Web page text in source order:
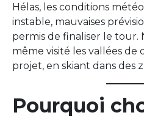
Hélas, les conditions
instable, mauvaises
permis de finaliser le tour.
même visité les vallées de
projet, en skiant dans des
Pourquoi